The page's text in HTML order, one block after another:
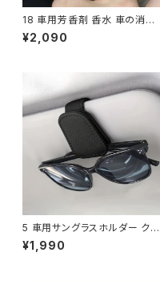
18 車用芳香剤 香水 車の消臭
剤 缶入り木製ブロック 長持ちす
る自動車用アロマセラピー 家庭
¥2,090
5 車用サングラスホルダー クリ
ップ式 収納ケース
¥1,990